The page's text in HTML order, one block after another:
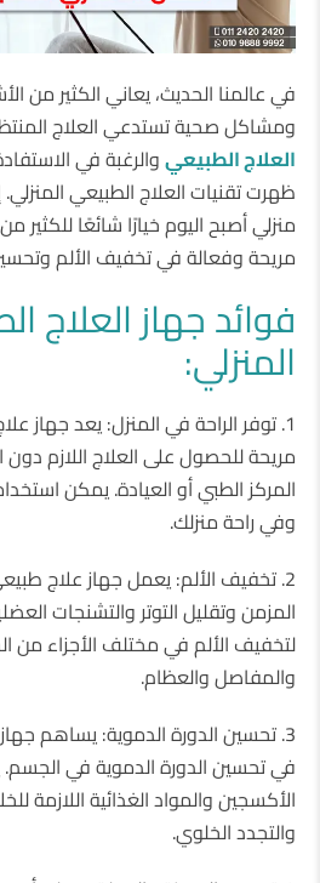
في عالمنا الحديث، يعاني الكثير من
ومشاكل صحية تستدعي العلاج
العلاج الطبيعيوالرغبة في
ظهرت تقنيات العلاج الطبيعي
منزلي أصبح اليوم خيارًا شائعًا للكثير
مريحة وفعالة في تخفيف الألم
فوائد جهاز العلاج
المنزلي:
1. توفر الراحة في المنزل: يعد جهاز
مريحة للحصول على العلاج اللازم دون
المركز الطبي أو العيادة. يمكن
وفي راحة منزلك.
2. تخفيف الألم: يعمل جهاز علاج
المزمن وتقليل التوتر والتشنجات
لتخفيف الألم في مختلف الأجزاء من
والمفاصل والعظام.
3. تحسين الدورة الدموية: يساهم
في تحسين الدورة الدموية في الجسم.
الأكسجين والمواد الغذائية اللازمة
والتجدد الخلوي.